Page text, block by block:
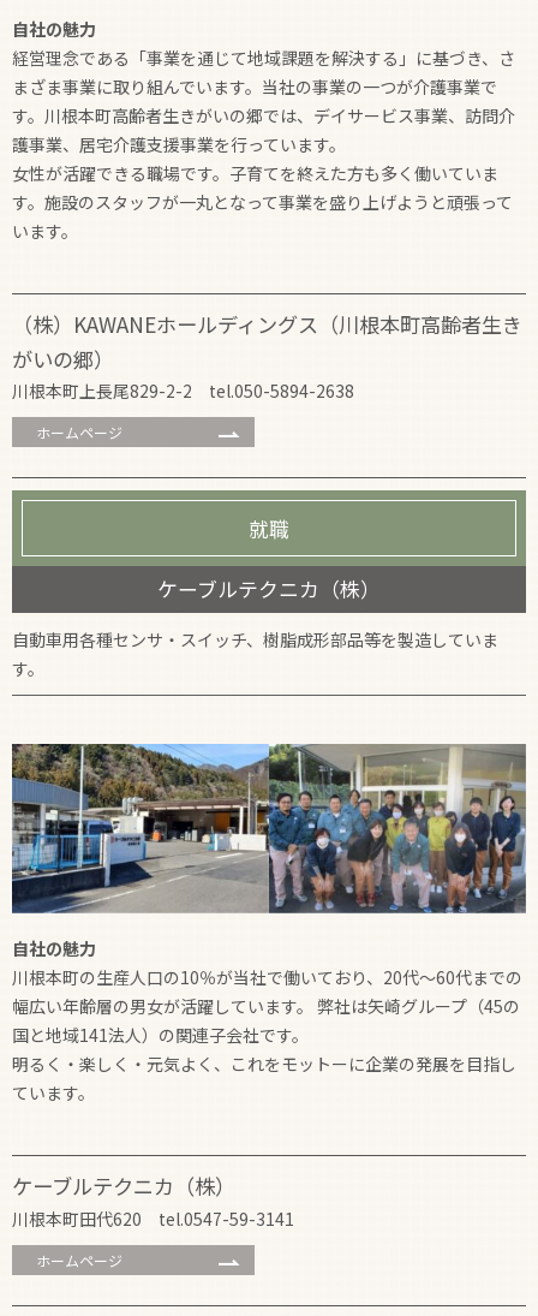
自社の魅力
経営理念である「事業を通じて地域課題を解決する」に基づき、さ
まざま事業に取り組んでいます。当社の事業の一つが介護事業で
す。川根本町高齢者生きがいの郷では、デイサービス事業、訪問介
護事業、居宅介護支援事業を行っています。
女性が活躍できる職場です。子育てを終えた方も多く働いていま
す。施設のスタッフが一丸となって事業を盛り上げようと頑張って
います。
（株）KAWANEホールディングス（川根本町高齢者生き
がいの郷）
川根本町上長尾829-2-2 tel.050-5894-2638
ホームページ
就職
ケーブルテクニカ（株）
自動車用各種センサ・スイッチ、樹脂成形部品等を製造していま
す。
自社の魅力
川根本町の生産人口の10％が当社で働いており、20代～60代までの
幅広い年齢層の男女が活躍しています。 弊社は矢崎グループ（45の
国と地域141法人）の関連子会社です。
明るく・楽しく・元気よく、これをモットーに企業の発展を目指し
ています。
ケーブルテクニカ（株）
川根本町田代620 tel.0547-59-3141
ホームページ